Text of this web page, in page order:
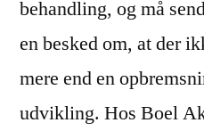
behandling, og må
en besked om, at der
mere end en
udvikling. Hos Boel